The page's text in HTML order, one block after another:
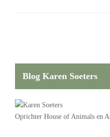
Blog Karen Soeters
Oprichter House of Animals en